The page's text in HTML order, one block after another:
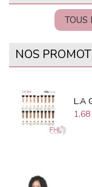
TOUS
NOS
L.A